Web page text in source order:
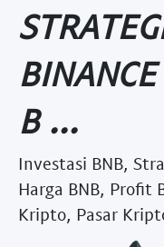
B ...
Investasi BNB,
Harga BNB, Profit
Kripto, Pasar